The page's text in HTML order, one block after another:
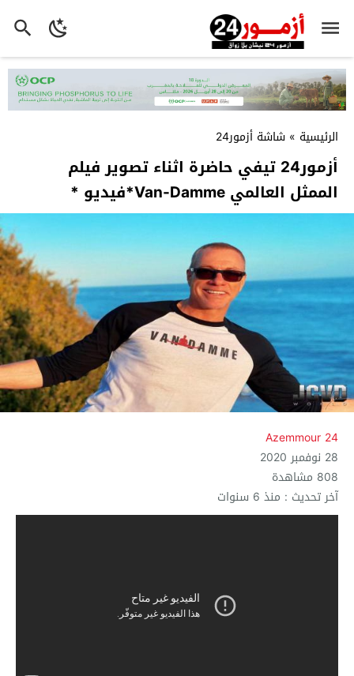
الرئيسية » شاشة أزمور24
أزمور24 تيفي حاضرة اثناء تصوير فيلم
الممثل العالمي Van-Damme*فيديو *
Azemmour 24
28 نوفمبر 2020
808 مشاهدة
آخر تحديث : منذ 6 سنوات